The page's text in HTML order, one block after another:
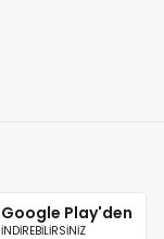
Google Play'den
İNDİREBİLİRSİNİZ